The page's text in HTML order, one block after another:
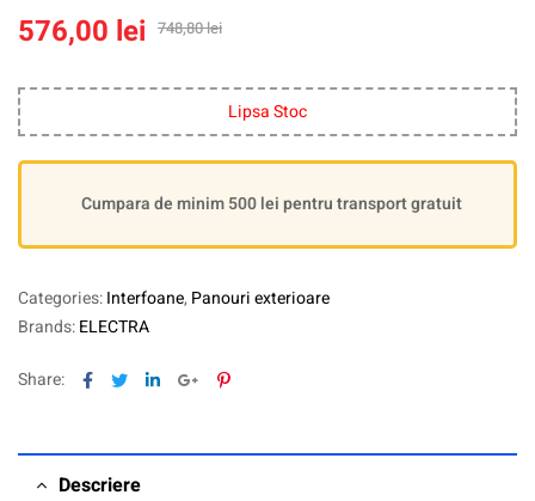
748,80lei
576,00 lei
Lipsa Stoc
Cumpara de minim 500 lei pentru transport gratuit
Categories:Interfoane, Panouri exterioare
Brands:ELECTRA
Share: Facebook
TwitterLinkedinGoogle+Pinterest
Descriere